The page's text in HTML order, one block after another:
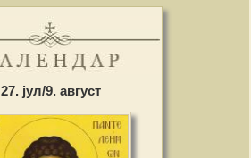
27. јул/9. август